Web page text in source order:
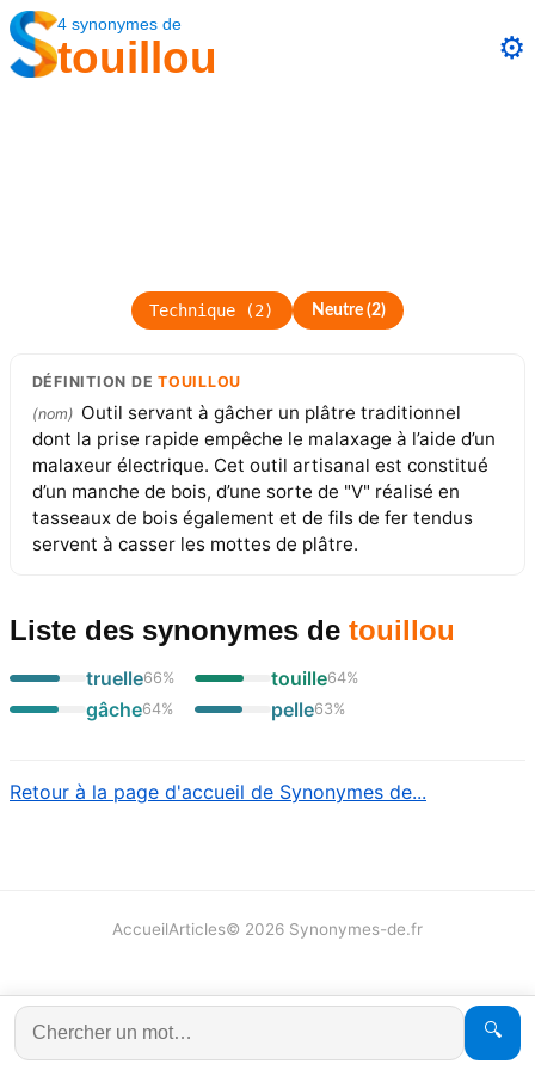
4synonymes de
touillou ⚙️
Technique (2) Neutre(2)
DÉFINITION DETOUILLOU
(nom) Outil servant à gâcher un plâtre traditionnel
dont la prise rapide empêche le malaxage à l’aide d’un
malaxeur électrique. Cet outil artisanal est constitué
d’un manche de bois, d’une sorte de "V" réalisé en
tasseaux de bois également et de fils de fer tendus
servent à casser les mottes de plâtre.
Liste des synonymes de touillou
truelle66%
gâche64%
touille64%
pelle63%
Retour à la page d'accueil de Synonymes de...
🔍
AccueilArticles© 2026 Synonymes-de.fr